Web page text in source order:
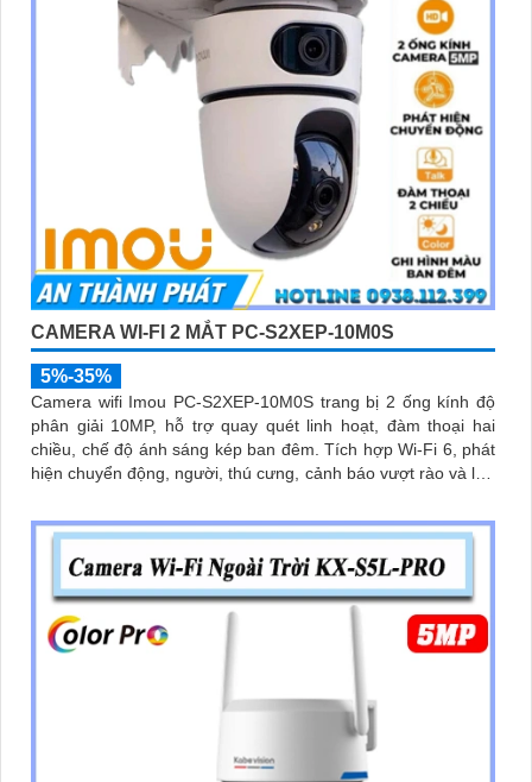
CAMERA WI-FI 2 MẮT PC-S2XEP-10M0S
5%-35%
Camera wifi Imou PC-S2XEP-10M0S trang bị 2 ống kính độ
phân giải 10MP, hỗ trợ quay quét linh hoạt, đàm thoại hai
chiều, chế độ ánh sáng kép ban đêm. Tích hợp Wi-Fi 6, phát
hiện chuyển động, người, thú cưng, cảnh báo vượt rào và lưu